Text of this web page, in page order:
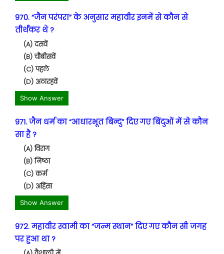
970. “जैन परंपरा” के अनुसार महावीर इनमें से कौन से
तीर्थंकर थे ?
(A) दसवें
(B) चौबीसवें
(C) पहले
(D) अठारहवें
Show Answer
971. जैन धर्म का “आधारभूत बिन्दु” दिए गए बिंदुओं में से कौन
सा है ?
(A) विराग
(B) निष्ठा
(C) कर्म
(D) अहिंसा
Show Answer
972. महावीर स्वामी का “जन्म स्थान” दिए गए कौन सी जगह
पर हुआ था ?